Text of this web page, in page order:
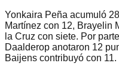
Yonkaira Peña acumuló
Martínez con 12, Brayelin
la Cruz con siete. Por
Daalderop anotaron 12
Baijens contribuyó con 11.